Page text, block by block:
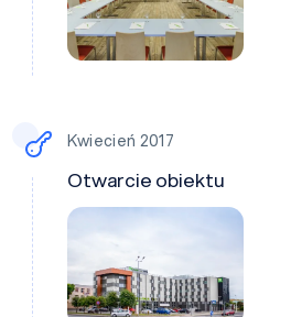
Kwiecień 2017
Otwarcie obiektu